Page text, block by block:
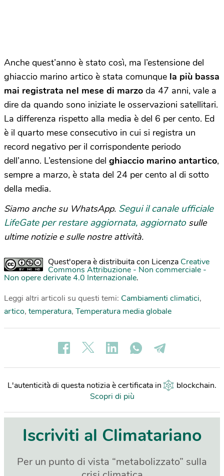
Anche quest’anno è stato così, ma l’estensione del
ghiaccio marino artico è stata comunque la più bassa
mai registrata nel mese di marzo da 47 anni, vale a
dire da quando sono iniziate le osservazioni satellitari.
La differenza rispetto alla media è del 6 per cento. Ed
è il quarto mese consecutivo in cui si registra un
record negativo per il corrispondente periodo
dell’anno. L’estensione del ghiaccio marino antartico,
sempre a marzo, è stata del 24 per cento al di sotto
della media.
Siamo anche su WhatsApp. Segui il canale ufficiale
LifeGate per restare aggiornata, aggiornato sulle
ultime notizie e sulle nostre attività.
Quest'opera è distribuita con Licenza Creative
Commons Attribuzione - Non commerciale -
Non opere derivate 4.0 Internazionale.
Leggi altri articoli su questi temi: Cambiamenti climatici,
artico, temperatura, Temperatura media globale
L'autenticità di questa notizia è certificata in blockchain.
Scopri di più
Iscriviti al Climatariano
Per un punto di vista “metabolizzato” sulla